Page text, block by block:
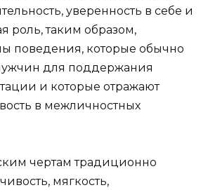
уверенность в себе и
роль, таким образом,
поведения, которые обычно
для поддержания
и которые отражают
в межличностных
чертам традиционно
мягкость,